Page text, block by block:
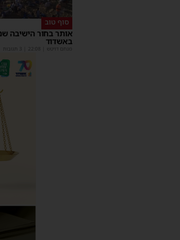
סוף טוב
אותר בחור הישיבה
באשדוד
מנחם דויטש 22:08